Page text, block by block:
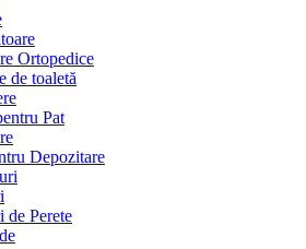
Ortopedice
de toaletă
Pat
Depozitare
de Perete